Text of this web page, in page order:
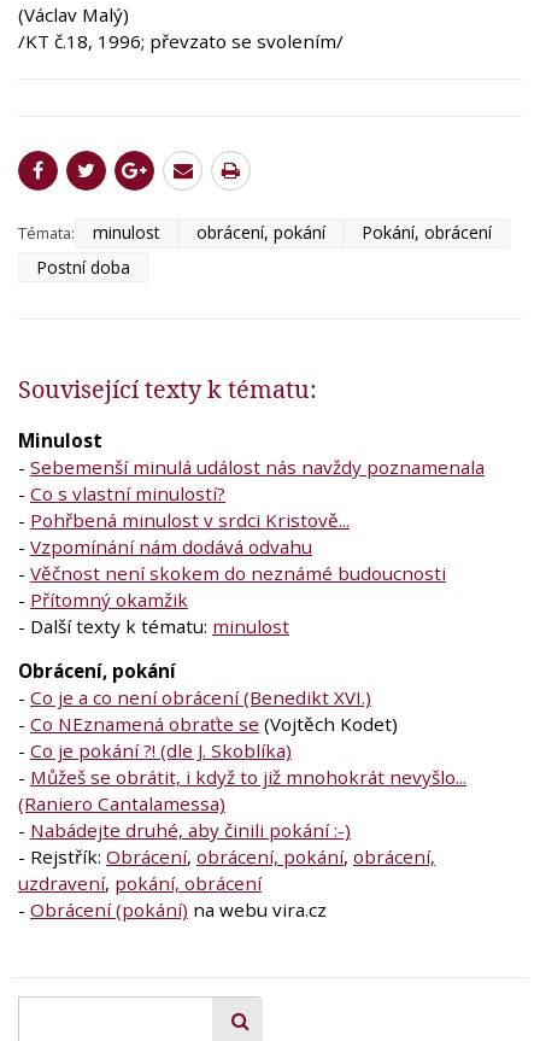
(Václav Malý)
/KT č.18, 1996; převzato se svolením/
Témata: minulost obrácení, pokání
Pokání, obrácení
Postní doba
Související texty k tématu:
Minulost
- Sebemenší minulá událost nás navždy poznamenala
- Co s vlastní minulostí?
- Pohřbená minulost v srdci Kristově...
- Vzpomínání nám dodává odvahu
- Věčnost není skokem do neznámé budoucnosti
- Přítomný okamžik
- Další texty k tématu: minulost
Obrácení, pokání
- Co je a co není obrácení (Benedikt XVI.)
- Co NEznamená obraťte se (Vojtěch Kodet)
- Co je pokání ?! (dle J. Skoblíka)
- Můžeš se obrátit, i když to již mnohokrát nevyšlo...
(Raniero Cantalamessa)
- Nabádejte druhé, aby činili pokání :-)
- Rejstřík: Obrácení, obrácení, pokání, obrácení,
uzdravení, pokání, obrácení
- Obrácení (pokání) na webu vira.cz